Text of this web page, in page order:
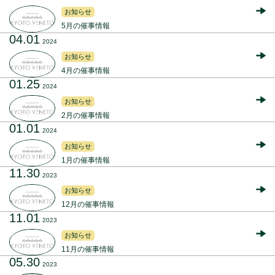
お知らせ
5月の催事情報
04.01 2024
お知らせ
4月の催事情報
01.25 2024
お知らせ
2月の催事情報
01.01 2024
お知らせ
1月の催事情報
11.30 2023
お知らせ
12月の催事情報
11.01 2023
お知らせ
11月の催事情報
05.30 2023